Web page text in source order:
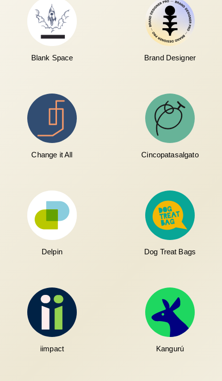
Blank Space Brand Designer
Change it All Cincopatasalgato
Delpin Dog Treat Bags
iimpact Kangurú